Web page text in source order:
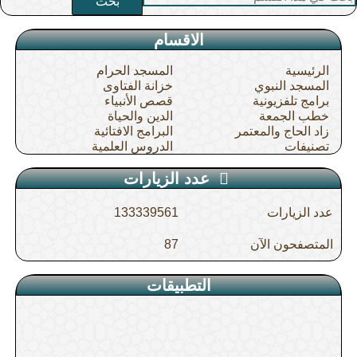
الاقسام
الرئيسية
المسجد الحرام
المسجد النبوي
خزانة الفتاوى
برامج تلفزيونية
قصص الأنبياء
خطب الجمعة
الدين والحياة
زاد الحاج والمعتمر
البرامج الافتائية
تصنيفات
الدروس العلمية
عدد الزيارات
عدد الزيارات 133339561
المتصفحون الآن 87
التطبيقات